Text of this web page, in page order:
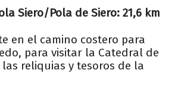
Siero/Pola de Siero: 21,6 km
en el camino costero para
para visitar la Catedral de
reliquias y tesoros de la